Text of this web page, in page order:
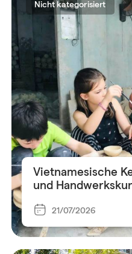
Nicht kategorisiert
Vietnamesische
und
21/07/2026